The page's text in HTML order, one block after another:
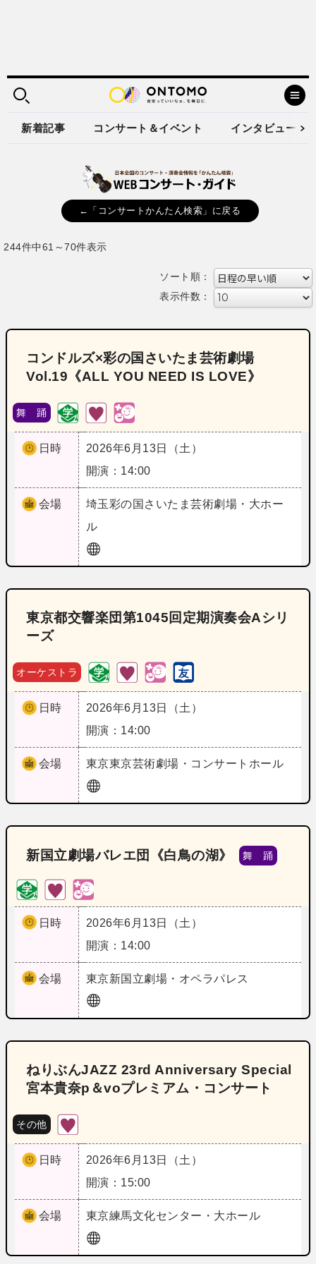
新着記事 コンサート＆イベント インタビュー
←「コンサートかんたん検索」に戻る
244件中61～70件表示
ソート順：
表示件数：
コンドルズ×彩の国さいたま芸術劇場
Vol.19《ALL YOU NEED IS LOVE》
舞 踊
日時
2026年6月13日（土）
開演：14:00
会場 埼玉彩の国さいたま芸術劇場・大ホー
ル
東京都交響楽団第1045回定期演奏会Aシリ
ーズ
オーケストラ
日時
2026年6月13日（土）
開演：14:00
会場 東京東京芸術劇場・コンサートホール
新国立劇場バレエ団《白鳥の湖》 舞 踊
日時
2026年6月13日（土）
開演：14:00
会場 東京新国立劇場・オペラパレス
ねりぶんJAZZ 23rd Anniversary Special
宮本貴奈p＆voプレミアム・コンサート
その他
日時
2026年6月13日（土）
開演：15:00
会場 東京練馬文化センター・大ホール